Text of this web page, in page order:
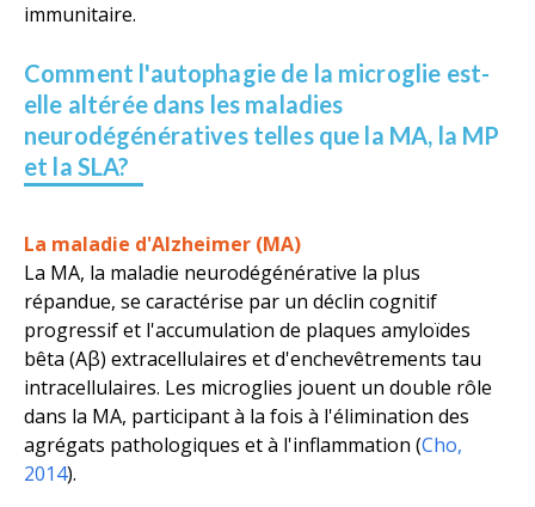
immunitaire.
Comment l'autophagie de la microglie est-
elle altérée dans les maladies
neurodégénératives telles que la MA, la MP
et la SLA?
La maladie d'Alzheimer (MA)
La MA, la maladie neurodégénérative la plus
répandue, se caractérise par un déclin cognitif
progressif et l'accumulation de plaques amyloïdes
bêta (Aβ) extracellulaires et d'enchevêtrements tau
intracellulaires. Les microglies jouent un double rôle
dans la MA, participant à la fois à l'élimination des
agrégats pathologiques et à l'inflammation (Cho,
2014).